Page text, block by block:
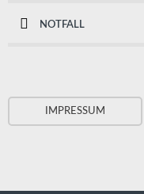
NOTFALL
IMPRESSUM